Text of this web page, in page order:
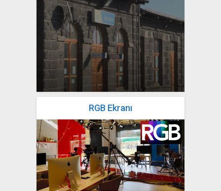
yazan
Bahri Ak
RGB Ekranı